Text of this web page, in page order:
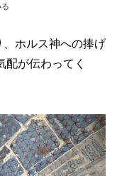
ホルス神への捧げ
が伝わってく